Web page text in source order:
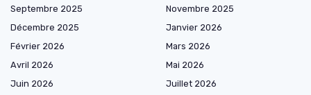
Septembre 2025
Novembre 2025
Décembre 2025
Janvier 2026
Février 2026
Mars 2026
Avril 2026
Mai 2026
Juin 2026
Juillet 2026